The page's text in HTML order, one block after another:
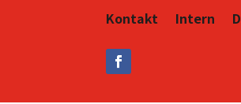
Kontakt Intern